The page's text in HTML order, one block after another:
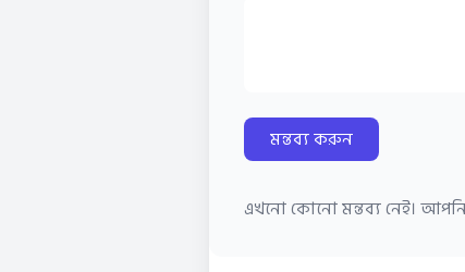
মন্তব্য করুন
এখনো কোনো মন্তব্য নেই।